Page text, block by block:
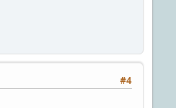
#4